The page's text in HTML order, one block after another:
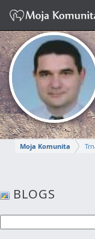
Moja Komunita
BLOGS